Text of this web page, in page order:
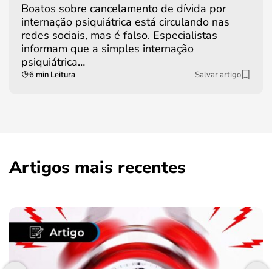
Boatos sobre cancelamento de dívida por
internação psiquiátrica está circulando nas
redes sociais, mas é falso. Especialistas
informam que a simples internação
psiquiátrica…
6 min Leitura Salvar artigo
Artigos mais recentes